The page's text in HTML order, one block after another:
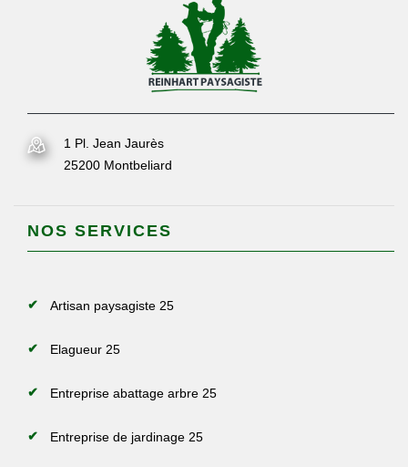
1 Pl. Jean Jaurès
25200 Montbeliard
NOS SERVICES
Artisan paysagiste 25
Elagueur 25
Entreprise abattage arbre 25
Entreprise de jardinage 25